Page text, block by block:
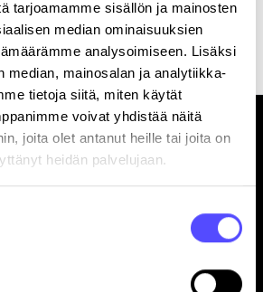
tarjoamamme sisällön ja mainosten
median ominaisuuksien
analysoimiseen. Lisäksi
median, mainosalan ja analytiikka-
tietoja siitä, miten käytät
voivat yhdistää näitä
joita olet antanut heille tai joita on
heidän palvelujaan.
hyväksyt palvelunkäyttöehdot .